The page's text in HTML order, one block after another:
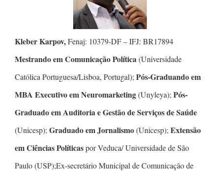
Kleber Karpov,Fenaj: 10379-DF – IFJ: BR17894
Mestrando em Comunicação Política(Universidade
Católica Portuguesa/Lisboa, Portugal); Pós-Graduando em
MBA Executivo em Neuromarketing(Unyleya); Pós-
Graduado em Auditoria e Gestão de Serviços de Saúde
(Unicesp); Graduado em Jornalismo(Unicesp); Extensão
em Ciências Políticaspor Veduca/ Universidade de São
Paulo (USP);Ex-secretário Municipal de Comunicação de